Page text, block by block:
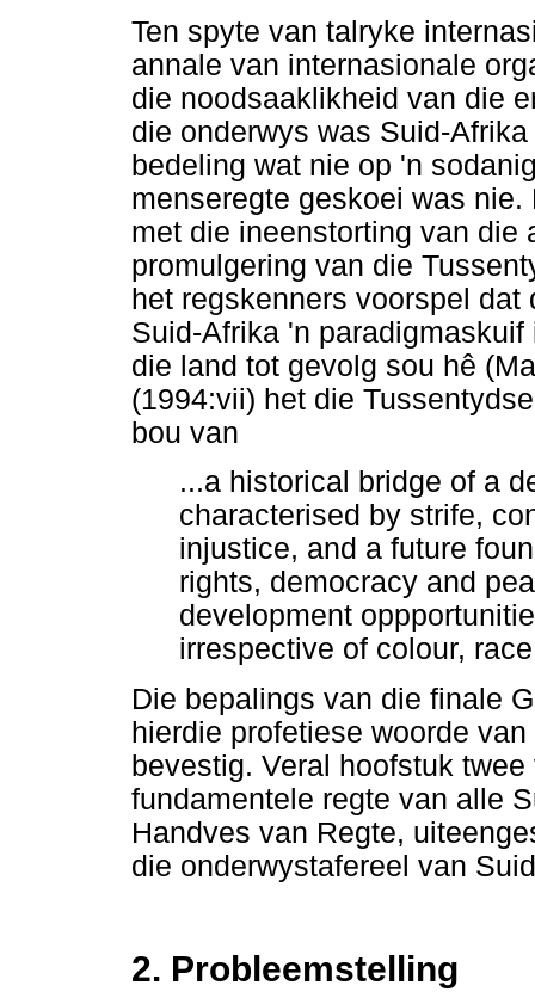
Ten spyte van talryke
annale van internasionale
die noodsaaklikheid van die
die onderwys was Suid-
bedeling wat nie op 'n
menseregte geskoei was
met die ineenstorting van die
promulgering van die
het regskenners voorspel
Suid-Afrika 'n
die land tot gevolg sou hê
(1994:vii) het die
bou van
...a historical bridge of a
characterised by strife,
injustice, and a future
rights, democracy and
development
irrespective of colour,
Die bepalings van die finale
hierdie profetiese woorde
bevestig. Veral hoofstuk
fundamentele regte van alle
Handves van Regte,
die onderwystafereel van
2. Probleemstelling